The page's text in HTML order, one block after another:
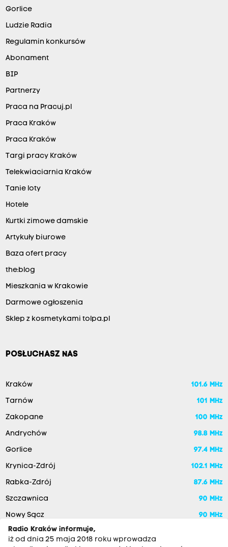
Gorlice
Ludzie Radia
Regulamin konkursów
Abonament
BIP
Partnerzy
Praca na Pracuj.pl
Praca Kraków
Praca Kraków
Targi pracy Kraków
Telekwiaciarnia Kraków
Tanie loty
Hotele
Kurtki zimowe damskie
Artykuły biurowe
Baza ofert pracy
the:blog
Mieszkania w Krakowie
Darmowe ogłoszenia
Sklep z kosmetykami tolpa.pl
POSŁUCHASZ NAS
Kraków 101.6 MHz
Tarnów 101 MHz
Zakopane 100 MHz
Andrychów 98.8 MHz
Gorlice 97.4 MHz
Krynica-Zdrój 102.1 MHz
Rabka-Zdrój 87.6 MHz
Szczawnica 90 MHz
Nowy Sącz
90 MHz
Radio Kraków informuje,
iż od dnia 25 maja 2018 roku wprowadza